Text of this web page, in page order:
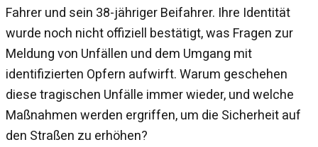
Fahrer und sein 38-jähriger Beifahrer. Ihre Identität
wurde noch nicht offiziell bestätigt, was Fragen zur
Meldung von Unfällen und dem Umgang mit
identifizierten Opfern aufwirft. Warum geschehen
diese tragischen Unfälle immer wieder, und welche
Maßnahmen werden ergriffen, um die Sicherheit auf
den Straßen zu erhöhen?